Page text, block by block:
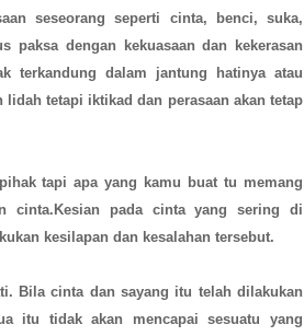
seseorang seperti cinta, benci, suka,
paksa dengan kekuasaan dan kekerasan
terkandung dalam jantung hatinya atau
tetapi iktikad dan perasaan akan tetap
tapi apa yang kamu buat tu memang
cinta.Kesian pada cinta yang sering di
kesilapan dan kesalahan tersebut.
Bila cinta dan sayang itu telah dilakukan
itu tidak akan mencapai sesuatu yang